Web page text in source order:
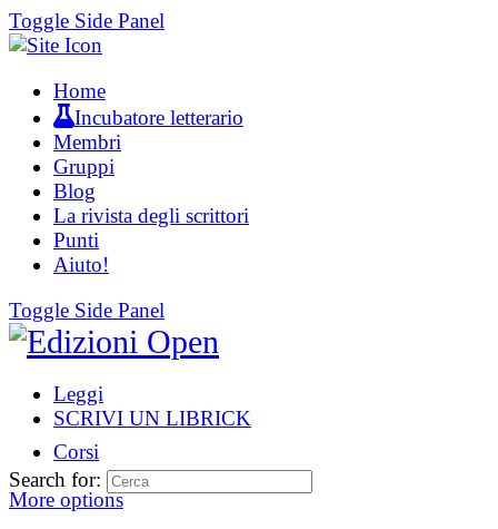
Toggle Side Panel
Home
Incubatore letterario
Membri
Gruppi
Blog
La rivista degli scrittori
Punti
Aiuto!
Toggle Side Panel
Leggi
SCRIVI UN LIBRICK
Corsi
More options
Search for: